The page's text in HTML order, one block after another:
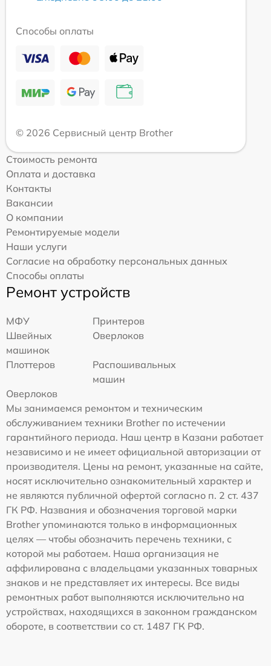
Способы оплаты
© 2026 Сервисный центр Brother
Стоимость ремонта
Оплата и доставка
Контакты
Вакансии
О компании
Ремонтируемые модели
Наши услуги
Согласие на обработку персональных данных
Способы оплаты
Ремонт устройств
МФУ
Принтеров
Швейных
машинок
Оверлоков
Плоттеров
Распошивальных
машин
Оверлоков
Мы занимаемся ремонтом и техническим
обслуживанием техники Brother по истечении
гарантийного периода. Наш центр в Казани работает
независимо и не имеет официальной авторизации от
производителя. Цены на ремонт, указанные на сайте,
носят исключительно ознакомительный характер и
не являются публичной офертой согласно п. 2 ст. 437
ГК РФ. Названия и обозначения торговой марки
Brother упоминаются только в информационных
целях — чтобы обозначить перечень техники, с
которой мы работаем. Наша организация не
аффилирована с владельцами указанных товарных
знаков и не представляет их интересы. Все виды
ремонтных работ выполняются исключительно на
устройствах, находящихся в законном гражданском
обороте, в соответствии со ст. 1487 ГК РФ.